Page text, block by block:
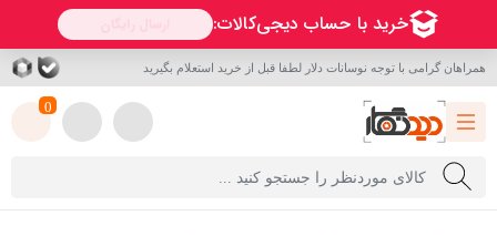
همراهان گرامی با توجه نوسانات دلار لطفا قبل از خرید استعلام بگیرید
0